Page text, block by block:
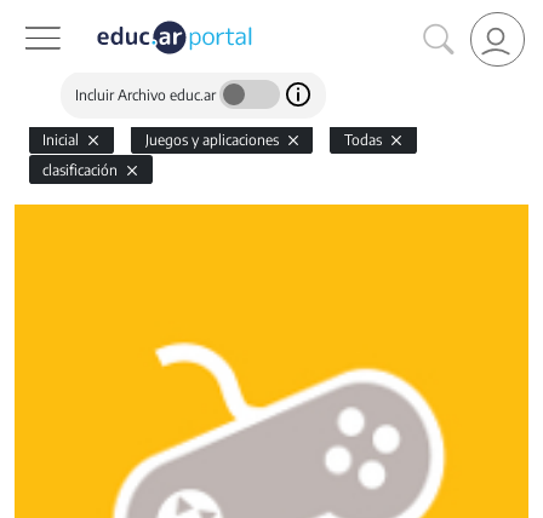
Incluir Archivo educ.ar
Inicial Juegos y aplicaciones
Todas
clasificación